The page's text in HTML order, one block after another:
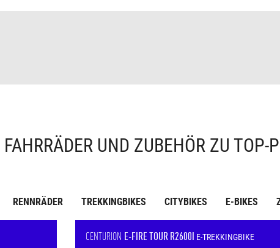
FAHRRÄDER UND ZUBEHÖR ZU TOP-
RENNRÄDER TREKKINGBIKES CITYBIKES E-BIKES
CENTURION E-FIRE TOUR R2600I E-TREKKINGBIKE